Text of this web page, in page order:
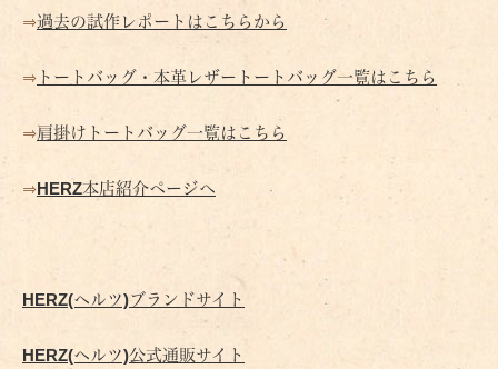
⇒過去の試作レポートはこちらから
⇒ トートバッグ・本革レザートートバッグ一覧はこちら
⇒肩掛けトートバッグ一覧はこちら
⇒HERZ本店紹介ページへ
HERZ(ヘルツ)ブランドサイト
HERZ(ヘルツ)公式通販サイト